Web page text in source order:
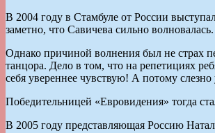
В 2004 году в Стамбуле от России
заметно, что Савичева сильно волновалась.
Однако причиной волнения был не страх
танцора. Дело в том, что на репетициях
себя увереннее чувствую! А потому
Победительницей «Евровидения» тогда
В 2005 году представляющая Россию